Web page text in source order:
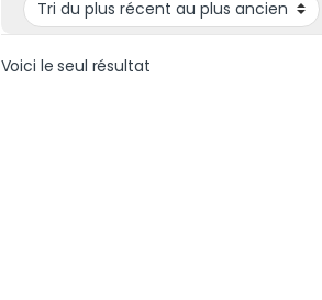
Voici le seul résultat